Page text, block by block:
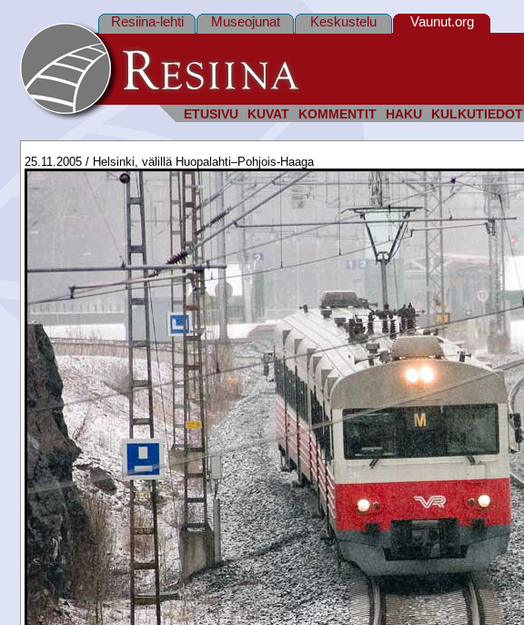
ETUSIVU KUVAT KOMMENTIT HAKU KULKUTIEDOT
Resiina-lehti Museojunat Keskustelu Vaunut.org
25.11.2005 / Helsinki, välillä Huopalahti–Pohjois-Haaga